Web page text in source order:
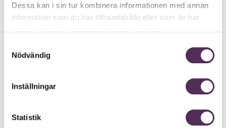
Dessa kan i sin tur kombinera informationen med annan
information som du har tillhandahållit eller som de har
Nödvändig
Inställningar
Statistik